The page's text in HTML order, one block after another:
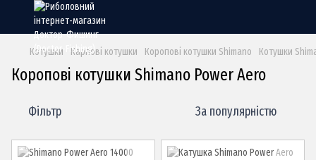
Котушки Карпові котушки Коропові котушки Shimano Котушки
Коропові котушки Shimano Power Aero
Фільтр За популярністю